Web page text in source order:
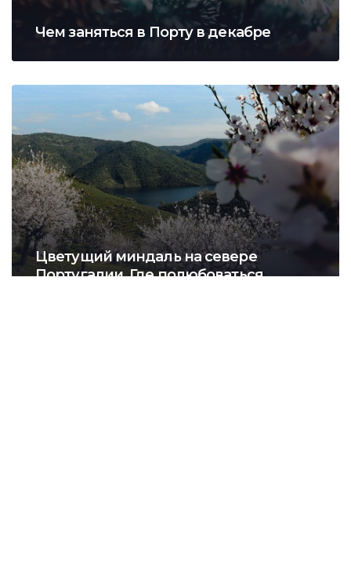
Чем заняться в Порту в декабре
Цветущий миндаль на севере
Португалии. Где полюбоваться